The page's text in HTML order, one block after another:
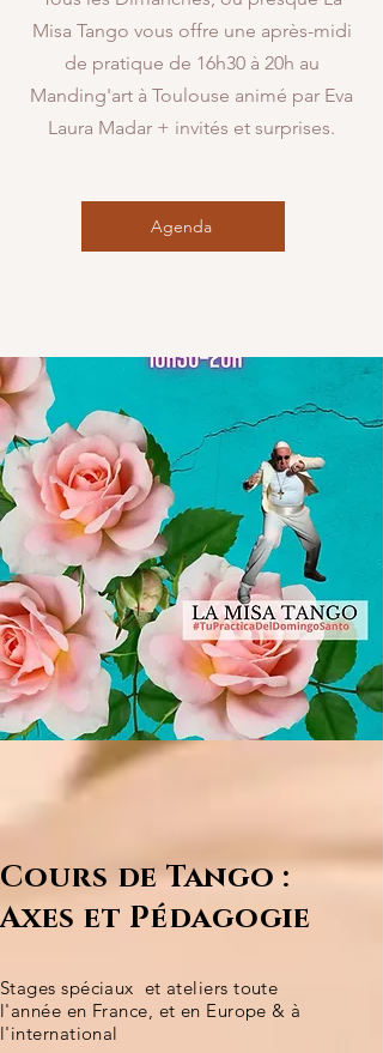
Misa Tango vous offre une après-midi
de pratique de 16h30 à 20h au
Manding'art à Toulouse animé par Eva
Laura Madar + invités et surprises.
Agenda
Cours de Tango :
Axes et Pédagogie
Stages spéciaux et ateliers toute
l'année en France, et en Europe & à
l'international